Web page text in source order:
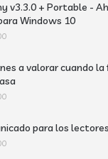
v3.3.0 + Portable -
Windows 10
a valorar cuando
para los